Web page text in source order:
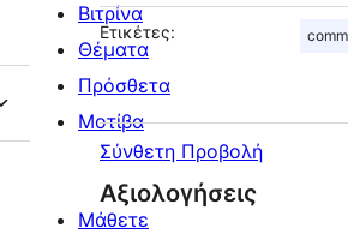
Ετικέτες:
Σύνθετη Προβολή
Αξιολογήσεις
Βιτρίνα
Θέματα
Πρόσθετα
Μοτίβα
Μάθετε